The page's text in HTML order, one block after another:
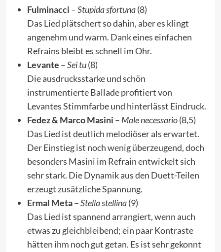
Fulminacci –Stupida sfortuna(8)
Das Lied plätschert so dahin, aber es klingt
angenehm und warm. Dank eines einfachen
Refrains bleibt es schnell im Ohr.
Levante –Sei tu(8)
Die ausdrucksstarke und schön
instrumentierte Ballade profitiert von
Levantes Stimmfarbe und hinterlässt Eindruck.
Fedez & Marco Masini – Male necessario(8,5)
Das Lied ist deutlich melodiöser als erwartet.
Der Einstieg ist noch wenig überzeugend, doch
besonders Masini im Refrain entwickelt sich
sehr stark. Die Dynamik aus den Duett-Teilen
erzeugt zusätzliche Spannung.
Ermal Meta–Stella stellina(9)
Das Lied ist spannend arrangiert, wenn auch
etwas zu gleichbleibend; ein paar Kontraste
hätten ihm noch gut getan. Es ist sehr gekonnt